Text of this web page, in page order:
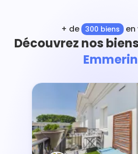
+ de 300 biens en
Découvrez nos
Emmerin